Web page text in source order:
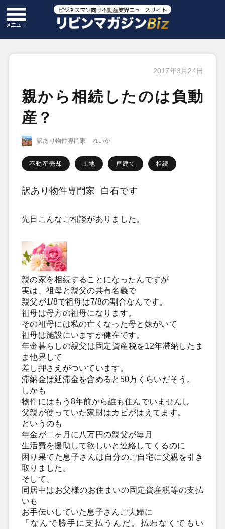
2017年3月24日
親から相続したのは負動
産？
訳あり物件専門家 れいか
不動産売却 土地 戸建て 相続
訳あり物件専門家 白石です
先日こんなご相談がありました。
親の家を相続することになったんですが
実は、祖母と親父の共有名義で
親父が1/8で祖母は7/8の割合なんです。
祖母は母方の祖母になります。
その祖母には私の亡くなった母と妹がいて
祖母は施設にいますが健在です。
年金暮らしの親父は固定資産税を12年滞納したま
ま他界して
差し押さえがついています。
滞納金は延滞金を含めると50万くらいだそう。
しかも
物件にはもう8年前から誰も住んでいませんし
父親が使っていた家財はカビがはえてます。
というのも
年金が二ヶ月に八万円の親父が毎月
生活費を援助して欲しいと連絡してくるのに
困り果てた息子さんは自分のご自宅に父親を引き
取りました。
そして、
同居中はお父様のお住まいの固定資産税等の支払
いも
お手伝いしていた息子さんご夫婦に
「なんで勝手に支払うんだ。払わなくてもい